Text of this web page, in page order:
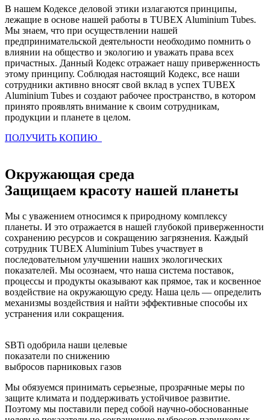
В нашем Кодексе деловой этики излагаются принципы,
лежащие в основе нашей работы в TUBEX Aluminium Tubes.
Мы знаем, что при осуществлении нашей
предпринимательской деятельности необходимо помнить о
влиянии на общество и экологию и уважать права всех
причастных. Данный Кодекс отражает нашу приверженность
этому принципу. Соблюдая настоящий Кодекс, все наши
сотрудники активно вносят свой вклад в успех TUBEX
Aluminium Tubes и создают рабочее пространство, в котором
принято проявлять внимание к своим сотрудникам,
продукции и планете в целом.
ПОЛУЧИТЬ КОПИЮ
Окружающая среда
Защищаем красоту нашей планеты
Мы с уважением относимся к природному комплексу
планеты. И это отражается в нашей глубокой приверженности
сохранению ресурсов и сокращению загрязнения. Каждый
сотрудник TUBEX Aluminium Tubes участвует в
последовательном улучшении наших экологических
показателей. Мы осознаем, что наша система поставок,
процессы и продукты оказывают как прямое, так и косвенное
воздействие на окружающую среду. Наша цель — определить
механизмы воздействия и найти эффективные способы их
устранения или сокращения.
SBTi одобрила наши целевые
показатели по снижению
выбросов парниковых газов
Мы обязуемся принимать серьезные, прозрачные меры по
защите климата и поддерживать устойчивое развитие.
Поэтому мы поставили перед собой научно-обоснованные